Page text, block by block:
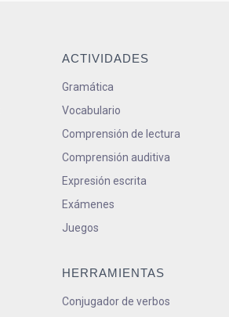
ACTIVIDADES
Gramática
Vocabulario
Comprensión de lectura
Comprensión auditiva
Expresión escrita
Exámenes
Juegos
HERRAMIENTAS
Conjugador de verbos